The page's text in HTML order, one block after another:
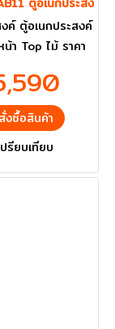
ค์ ตู้อเนกประสงค์
น้า Top ไม้ ราคา
ฑลส่งฟรี
สั่งซื้อสินค้า
ปรียบเทียบ